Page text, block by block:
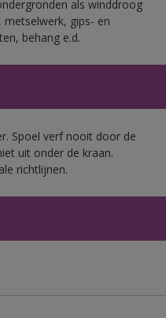
als winddroog
gips- en
behang e.d.
Spoel verf nooit door de
uit onder de kraan.
richtlijnen.